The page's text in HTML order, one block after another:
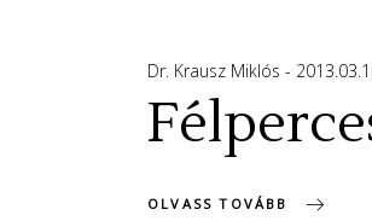
Dr. Krausz Miklós
OLVASS TOVÁBB